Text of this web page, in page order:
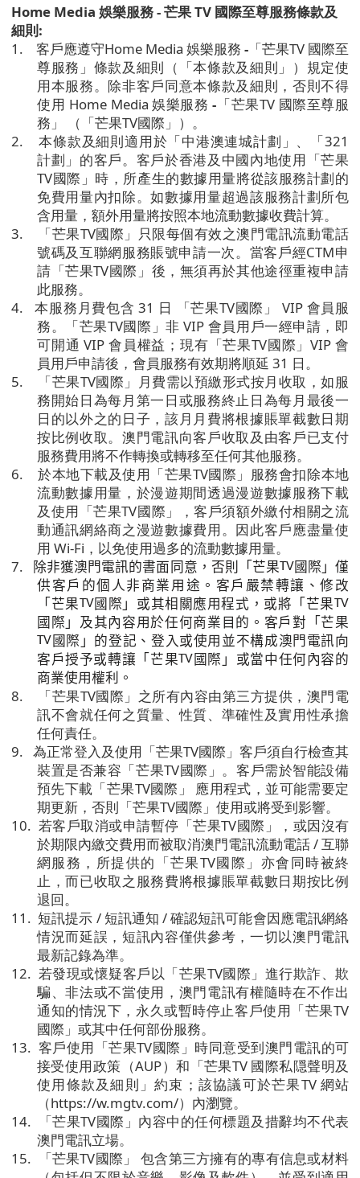
Home Media 娛樂服務-芒果TV 國際至尊服務條款及
細則:
1.
客戶應遵守Home Media 娛樂服務 - 「芒果TV 國際至
尊服務」條款及細則（「本條款及細則」）規定使
用本服務。除非客戶同意本條款及細則，否則不得
使用 Home Media娛樂服務 - 「芒果TV 國際至尊服
務」
（「芒果TV國際」）。
2.
本條款及細則適用於「中港澳連城計劃」、「321
計劃」的客戶。客戶於香港及中國內地使用「芒果
TV國際」時，所產生的數據用量將從該服務計劃的
免費用量內扣除。如數據用量超過該服務計劃所包
含用量，額外用量將按照本地流動數據收費計算。
3.
「芒果TV國際」只限每個有效之澳門電訊流動電話
號碼及互聯網服務賬號申請一次。當客戶經CTM申
請「芒果TV國際」後，無須再於其他途徑重複申請
此服務。
4.
本服務月費包含 31 日 「芒果TV國際」 VIP 會員服
務。「芒果TV國際」非 VIP 會員用戶一經申請，即
可開通 VIP會員權益；現有「芒果TV國際」VIP會
員用戶申請後，會員服務有效期將順延 31 日。
5.
「芒果TV國際」月費需以預繳形式按月收取，如服
務開始日為每月第一日或服務終止日為每月最後一
日的以外之的日子，該月月費將根據賬單截數日期
按比例收取。澳門電訊向客戶收取及由客戶已支付
服務費用將不作轉換或轉移至任何其他服務。
6.
於本地下載及使用「芒果TV國際」服務會扣除本地
流動數據用量，於漫遊期間透過漫遊數據服務下載
及使用「芒果TV國際」，客戶須額外繳付相關之流
動通訊網絡商之漫遊數據費用。因此客戶應盡量使
用 Wi-Fi ，以免使用過多的流動數據用量。
7.
除非獲澳門電訊的書面同意，否則「芒果TV國際」僅
供客戶的個人非商業用途。客戶嚴禁轉讓、修改
「芒果TV國際」或其相關應用程式，或將「芒果TV
國際」及其內容用於任何商業目的。客戶對「芒果
TV國際」的登記、登入或使用並不構成澳門電訊向
客戶授予或轉讓「芒果TV國際」或當中任何內容的
商業使用權利。
8. 「芒果TV國際」之所有內容由第三方提供，澳門電
訊不會就任何之質量、性質、準確性及實用性承擔
任何責任。
9. 為正常登入及使用「芒果TV國際」客戶須自行檢查其
裝置是否兼容「芒果TV國際」。客戶需於智能設備
預先下載「芒果TV國際」
應用程式，並可能需要定
期更新，否則「芒果TV國際」使用或將受到影響。
10. 若客戶取消或申請暫停「芒果TV國際」，或因沒有
於期限內繳交費用而被取消澳門電訊流動電話/互聯
網服務，所提供的「芒果TV國際」亦會同時被終
止，而已收取之服務費將根據賬單截數日期按比例
退回。
11. 短訊提示 /短訊通知 /確認短訊可能會因應電訊網絡
情況而延誤，短訊內容僅供參考，一切以澳門電訊
最新記錄為準。
12. 若發現或懷疑客戶以「芒果TV國際」進行欺詐、欺
騙、非法或不當使用，澳門電訊有權隨時在不作出
通知的情況下，永久或暫時停止客戶使用「芒果TV
國際」或其中任何部份服務。
13. 客戶使用「芒果TV國際」時同意受到澳門電訊的可
接受使用政策（AUP）和「芒果TV 國際私隠聲明及
使用條款及細則」約束；該協議可於芒果TV 網站
（https://w.mgtv.com/）內瀏覽。
14.
「芒果TV國際」內容中的任何標題及措辭均不代表
澳門電訊立場。
15.
「芒果TV國際」
包含第三方擁有的專有信息或材料